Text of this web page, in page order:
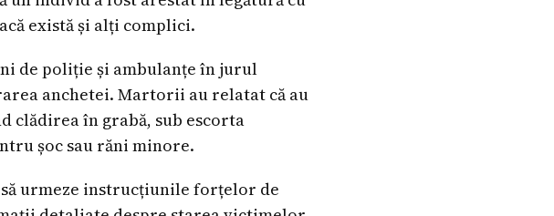
există și alți complici.
de poliție și ambulanțe în jurul
anchetei. Martorii au relatat că au
clădirea în grabă, sub escorta
șoc sau răni minore.
urmeze instrucțiunile forțelor de